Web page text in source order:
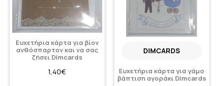
Ευχετήρια κάρτα για βίον
ανθόσπαρτον και να σας
ζήσει Dimcards
1,40€
DIMCARDS
Ευχετήρια κάρτα για γάμο
βάπτιση αγοράκι Dimcards